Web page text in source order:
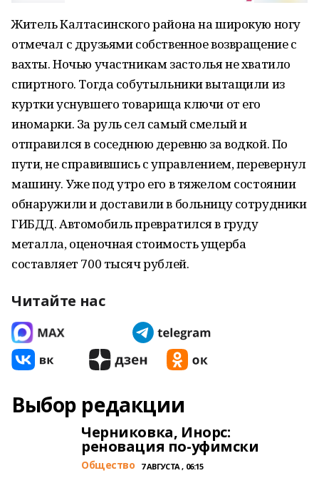
Житель Калтасинского района на широкую ногу
отмечал с друзьями собственное возвращение с
вахты. Ночью участникам застолья не хватило
спиртного. Тогда собутыльники вытащили из
куртки уснувшего товарища ключи от его
иномарки. За руль сел самый смелый и
отправился в соседнюю деревню за водкой. По
пути, не справившись с управлением, перевернул
машину. Уже под утро его в тяжелом состоянии
обнаружили и доставили в больницу сотрудники
ГИБДД. Автомобиль превратился в груду
металла, оценочная стоимость ущерба
составляет 700 тысяч рублей.
Читайте нас
Выбор редакции
Черниковка, Инорс:
реновация по-уфимски
Общество 7 АВГУСТА , 06:15